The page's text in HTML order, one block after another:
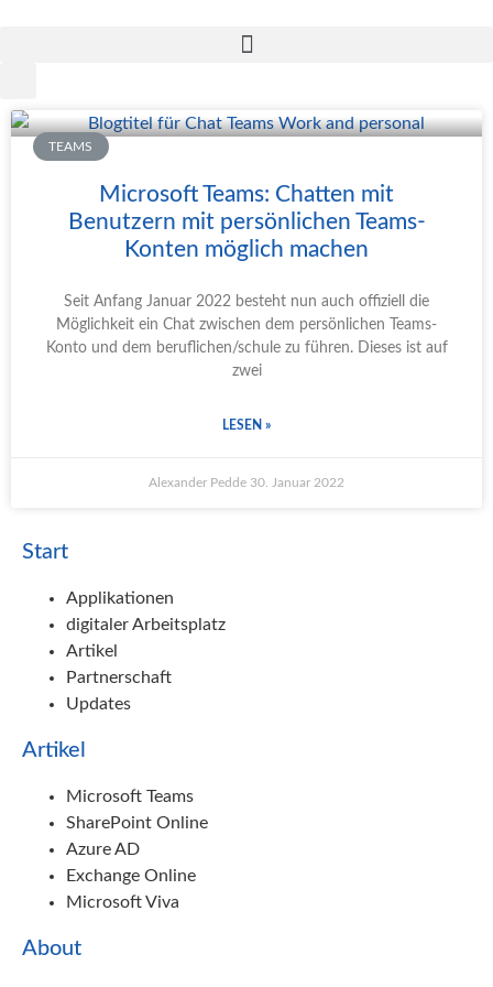
TEAMS
Microsoft Teams: Chatten mit
Benutzern mit persönlichen Teams-
Konten möglich machen
Seit Anfang Januar 2022 besteht nun auch offiziell die
Möglichkeit ein Chat zwischen dem persönlichen Teams-
Konto und dem beruflichen/schule zu führen. Dieses ist auf
zwei
LESEN »
Alexander Pedde 30. Januar 2022
Start
Applikationen
digitaler Arbeitsplatz
Artikel
Partnerschaft
Updates
Artikel
Microsoft Teams
SharePoint Online
Azure AD
Exchange Online
Microsoft Viva
About